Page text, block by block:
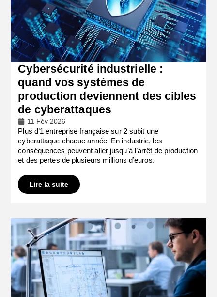
Cybersécurité industrielle :
quand vos systèmes de
production deviennent des cibles
de cyberattaques
11 Fév 2026
Plus d’1 entreprise française sur 2 subit une
cyberattaque chaque année. En industrie, les
conséquences peuvent aller jusqu’à l’arrêt de production
et des pertes de plusieurs millions d’euros.
Lire la suite